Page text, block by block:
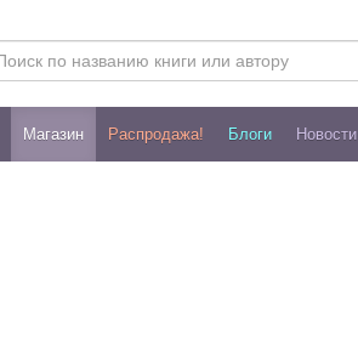
Магазин Распродажа! Блоги Новости